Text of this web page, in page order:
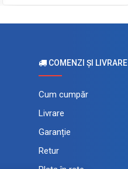
COMENZI ŞI LIVRARE
Cum cumpăr
Livrare
Garanție
Retur